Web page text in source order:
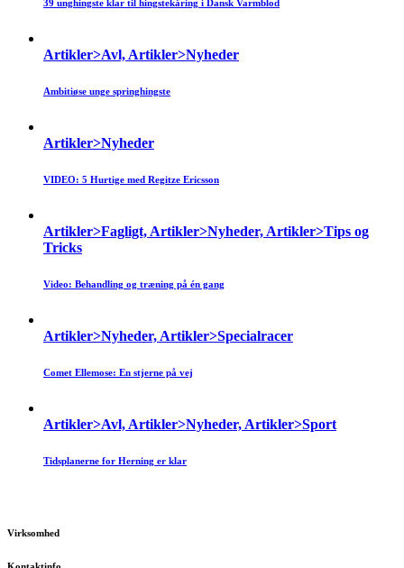
39 unghingste klar til hingstekåring i Dansk Varmblod
Artikler>Avl, Artikler>Nyheder
Ambitiøse unge springhingste
Artikler>Nyheder
VIDEO: 5 Hurtige med Regitze Ericsson
Artikler>Fagligt, Artikler>Nyheder, Artikler>Tips og
Tricks
Video: Behandling og træning på én gang
Artikler>Nyheder, Artikler>Specialracer
Comet Ellemose: En stjerne på vej
Artikler>Avl, Artikler>Nyheder, Artikler>Sport
Tidsplanerne for Herning er klar
Virksomhed